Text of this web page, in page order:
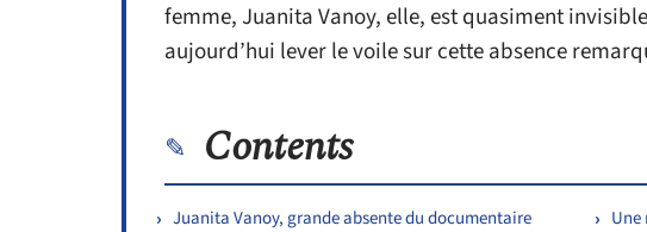
femme, Juanita Vanoy, elle, est quasiment
aujourd’hui lever le voile sur cette absence
Contents
Juanita Vanoy, grande absente du documentaire